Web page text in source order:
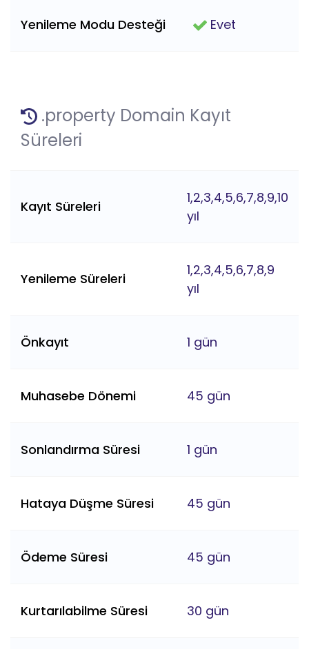
Yenileme Modu Desteği Evet
.property Domain Kayıt
Süreleri
Kayıt Süreleri
1,2,3,4,5,6,7,8,9,10
yıl
Yenileme Süreleri
1,2,3,4,5,6,7,8,9
yıl
Önkayıt 1 gün
Muhasebe Dönemi 45 gün
Sonlandırma Süresi 1 gün
Hataya Düşme Süresi 45 gün
Ödeme Süresi 45 gün
Kurtarılabilme Süresi 30 gün